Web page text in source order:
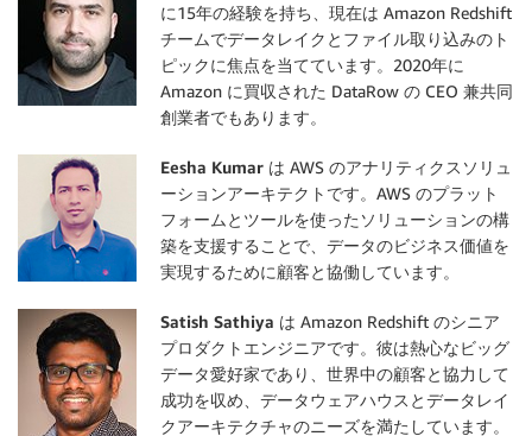
に15年の経験を持ち、現在は Amazon Redshift
チームでデータレイクとファイル取り込みのト
ピックに焦点を当てています。2020年に
Amazon に買収された DataRow の CEO 兼共同
創業者でもあります。
Eesha Kumar は AWS のアナリティクスソリュ
ーションアーキテクトです。AWS のプラット
フォームとツールを使ったソリューションの構
築を支援することで、データのビジネス価値を
実現するために顧客と協働しています。
Satish Sathiya は Amazon Redshift のシニア
プロダクトエンジニアです。彼は熱心なビッグ
データ愛好家であり、世界中の顧客と協力して
成功を収め、データウェアハウスとデータレイ
クアーキテクチャのニーズを満たしています。